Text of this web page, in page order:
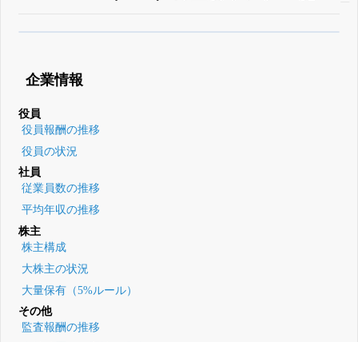
登録すると永久30%OFFと米株版の先行利用も付きます
企業情報
役員
役員報酬の推移
役員の状況
社員
従業員数の推移
平均年収の推移
株主
株主構成
大株主の状況
大量保有（5%ルール）
その他
監査報酬の推移